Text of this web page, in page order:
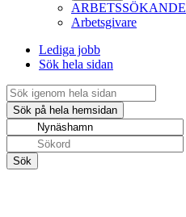
ARBETSSÖKANDE
Arbetsgivare
Lediga jobb
Sök hela sidan